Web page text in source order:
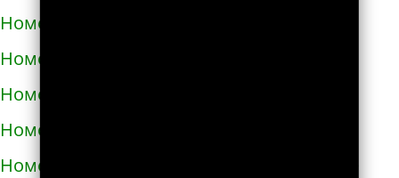
Номера телефонов такси в Хмельницком
Номера телефонов такси в Хороле
Номера телефонов такси в Христиновке
Номера телефонов такси в Хусте
Номера телефонов такси в Червонограде